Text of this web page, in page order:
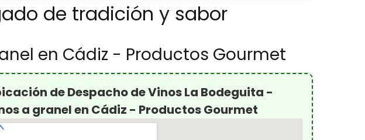
de tradición y sabor
en Cádiz - Productos Gourmet
de Despacho de Vinos La Bodeguita -
a granel en Cádiz - Productos Gourmet